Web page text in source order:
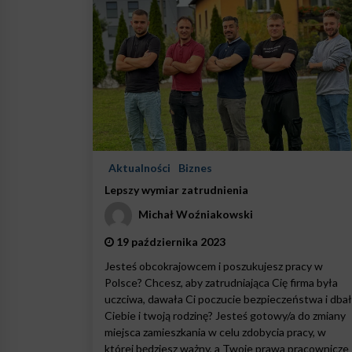
Aktualności
Biznes
Lepszy wymiar zatrudnienia
Michał Woźniakowski
19 października 2023
Jesteś obcokrajowcem i poszukujesz pracy w
Polsce? Chcesz, aby zatrudniająca Cię firma była
uczciwa, dawała Ci poczucie bezpieczeństwa i
Ciebie i twoją rodzinę? Jesteś gotowy/a do zmiany
miejsca zamieszkania w celu zdobycia pracy, w
której będziesz ważny, a Twoje prawa pracownicze